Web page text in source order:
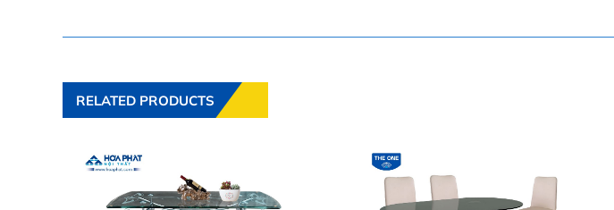
RELATED PRODUCTS